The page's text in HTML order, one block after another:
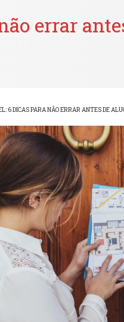
errar
6 DICAS PARA NÃO ERRAR ANTES DE